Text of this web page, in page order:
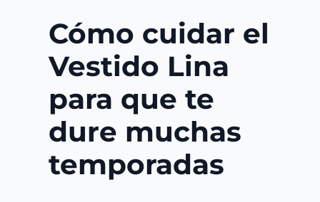
Cómo cuidar el
Vestido Lina
para que te
dure muchas
temporadas